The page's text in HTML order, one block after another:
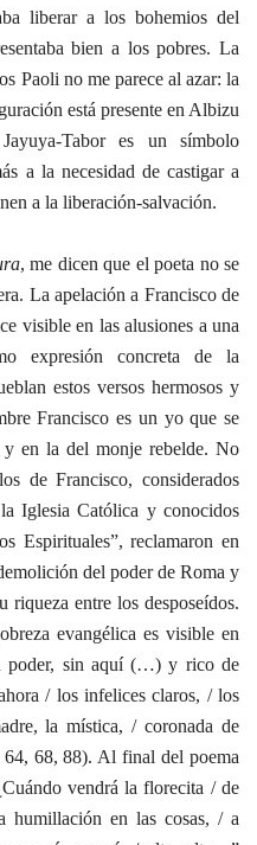
liberar a los bohemios del
bien a los pobres. La
Paoli no me parece al azar: la
está presente en Albizu
Tabor es un símbolo
a la necesidad de castigar a
a la liberación-salvación.
, me dicen que el poeta no se
La apelación a Francisco de
visible en las alusiones a una
expresión concreta de la
estos versos hermosos y
Francisco es un yo que se
y en la del monje rebelde. No
de Francisco, considerados
Iglesia Católica y conocidos
Espirituales”, reclamaron en
del poder de Roma y
entre los desposeídos.
evangélica es visible en
poder, sin aquí (…) y rico de
/ los infelices claros, / los
la mística, / coronada de
68, 88). Al final del poema
vendrá la florecita / de
en las cosas, / a